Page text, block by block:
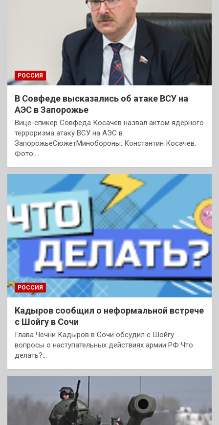
РОССИЯ
В Совфеде высказались об атаке ВСУ на
АЭС в Запорожье
Вице-спикер Совфеда Косачев назвал актом ядерного
терроризма атаку ВСУ на АЭС в
ЗапорожьеСюжетМинобороны: Константин Косачев.
Фото:…
РОССИЯ
Кадыров сообщил о неформальной встрече
с Шойгу в Сочи
Глава Чечни Кадыров в Сочи обсудил с Шойгу
вопросы о наступательных действиях армии РФ Что
делать?…